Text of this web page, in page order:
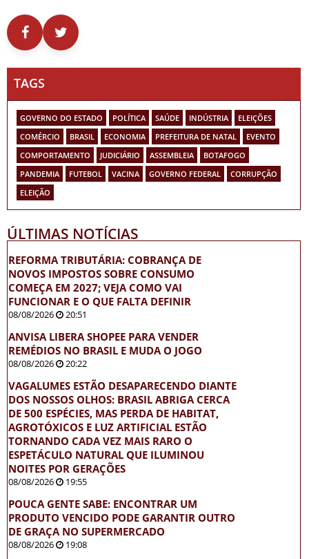
TAGS
GOVERNO DO ESTADO POLÍTICA SAÚDE INDÚSTRIA
ELEIÇÕES
COMÉRCIO
BRASIL ECONOMIA PREFEITURA DE NATAL
EVENTO
COMPORTAMENTO
JUDICIÁRIO ASSEMBLEIA
BOTAFOGO
PANDEMIA
FUTEBOL VACINA GOVERNO FEDERAL
CORRUPÇÃO
ELEIÇÃO
ÚLTIMAS NOTÍCIAS
REFORMA TRIBUTÁRIA: COBRANÇA DE
NOVOS IMPOSTOS SOBRE CONSUMO
COMEÇA EM 2027; VEJA COMO VAI
FUNCIONAR E O QUE FALTA DEFINIR
08/08/2026 20:51
ANVISA LIBERA SHOPEE PARA VENDER
REMÉDIOS NO BRASIL E MUDA O JOGO
08/08/2026 20:22
VAGALUMES ESTÃO DESAPARECENDO DIANTE
DOS NOSSOS OLHOS: BRASIL ABRIGA CERCA
DE 500 ESPÉCIES, MAS PERDA DE HABITAT,
AGROTÓXICOS E LUZ ARTIFICIAL ESTÃO
TORNANDO CADA VEZ MAIS RARO O
ESPETÁCULO NATURAL QUE ILUMINOU
NOITES POR GERAÇÕES
08/08/2026 19:55
POUCA GENTE SABE: ENCONTRAR UM
PRODUTO VENCIDO PODE GARANTIR OUTRO
DE GRAÇA NO SUPERMERCADO
08/08/2026 19:08